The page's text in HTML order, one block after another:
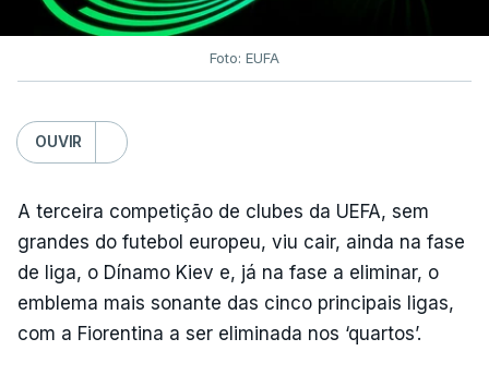
Foto: EUFA
OUVIR
A terceira competição de clubes da UEFA, sem
grandes do futebol europeu, viu cair, ainda na fase
de liga, o Dínamo Kiev e, já na fase a eliminar, o
emblema mais sonante das cinco principais ligas,
com a Fiorentina a ser eliminada nos ‘quartos’.